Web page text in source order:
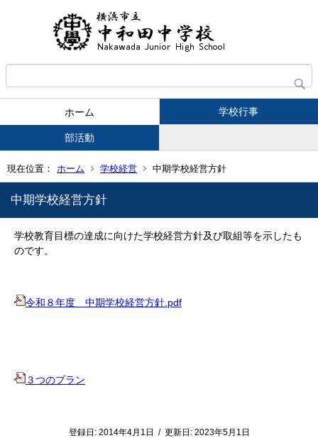
ホーム 学校行事
部活動
現在位置： ホーム 学校経営 中期学校経営方針
中期学校経営方針
学校教育目標の達成に向けた学校経営方針及び取組等を示したも
のです。
令和８年度 中期学校経営方針.pdf
３つのプラン
登録日: 2014年4月1日 / 更新日: 2023年5月1日